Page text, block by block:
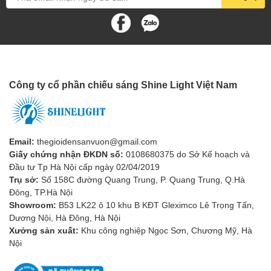
Lý do nên mua đèn tại
Shine Light
sáng chính hãng, chất lượng tại thị trường Việt Nam. Luôn cam
Công ty cổ phần chiếu sáng Shine Light Việt Nam
Email: thegioidensanvuon@gmail.com
Giấy chứng nhận ĐKDN số: 0108680375 do Sở Kế hoạch và
Đầu tư Tp Hà Nội cấp ngày 02/04/2019
Trụ sở: Số 158C đường Quang Trung, P. Quang Trung, Q.Hà
Đông, TP.Hà Nội
Showroom: B53 LK22 ô 10 khu B KĐT Gleximco Lê Trọng Tấn,
Dương Nội, Hà Đông, Hà Nội
Xưởng sản xuất: Khu công nghiệp Ngọc Sơn, Chương Mỹ, Hà
Nội